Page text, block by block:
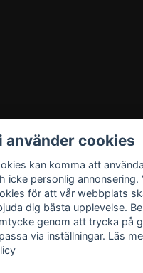
använder cookies
kan komma att
icke personlig annonsering.
för att vår webbplats
dig bästa upplevelse.
genom att trycka på
via inställningar. Läs